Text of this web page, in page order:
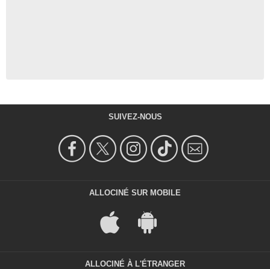
SUIVEZ-NOUS
ALLOCINÉ SUR MOBILE
ALLOCINÉ À L'ÉTRANGER